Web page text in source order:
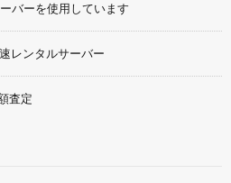
バーを使用しています
レンタルサーバー
査定